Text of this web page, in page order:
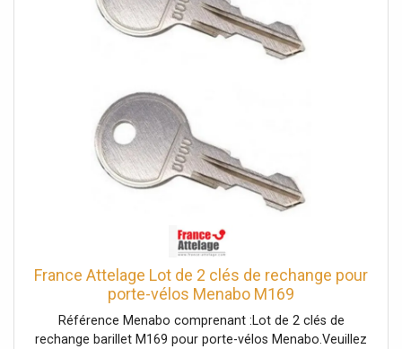
France Attelage Lot de 2 clés de rechange pour
porte-vélos Menabo M169
Référence Menabo comprenant :Lot de 2 clés de
rechange barillet M169 pour porte-vélos Menabo.Veuillez